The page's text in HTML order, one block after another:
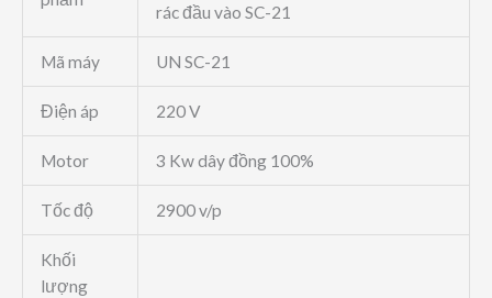
rác đầu vào SC-21
Mã máy UN SC-21
Điện áp 220 V
Motor 3 Kw dây đồng 100%
Tốc độ 2900 v/p
Khối
lượng